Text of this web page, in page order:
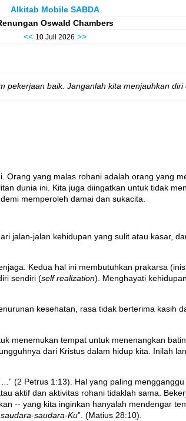
Alkitab Mobile SABDA
Oswald Chambers
<< 10 Juli 2026 >>
pekerjaan baik. Janganlah kita menjauhkan
yang malas rohani adalah orang yang
dunia ini. Kita juga diingatkan untuk tidak
memperoleh damai dan sukacita.
jalan-jalan kehidupan yang sulit atau kasar,
Kedua hal ini membutuhkan prakarsa
sendiri (self realization). Menghayati
kesehatan, rasa tidak berterima kasih
menemukan tempat untuk menenangkan
dari Kristus dalam hidup kita. Inilah
” (2 Petrus 1:13). Hal yang paling
aktif dan aktivitas rohani tidaklah sama.
-- yang kita inginkan hanyalah mendengar
saudara-Ku”. (Matius 28:10).